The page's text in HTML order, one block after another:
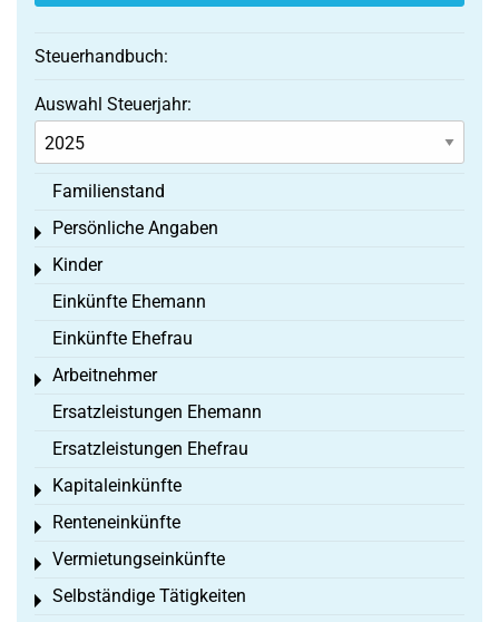
Steuerhandbuch:
Auswahl Steuerjahr:
Familienstand
Persönliche Angaben
Toggle menu
Kinder
Toggle menu
Einkünfte Ehemann
Einkünfte Ehefrau
Arbeitnehmer
Toggle menu
Ersatzleistungen Ehemann
Ersatzleistungen Ehefrau
Kapitaleinkünfte
Toggle menu
Renteneinkünfte
Toggle menu
Vermietungseinkünfte
Toggle menu
Selbständige Tätigkeiten
Toggle menu